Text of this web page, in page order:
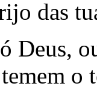
das
Deus,
o